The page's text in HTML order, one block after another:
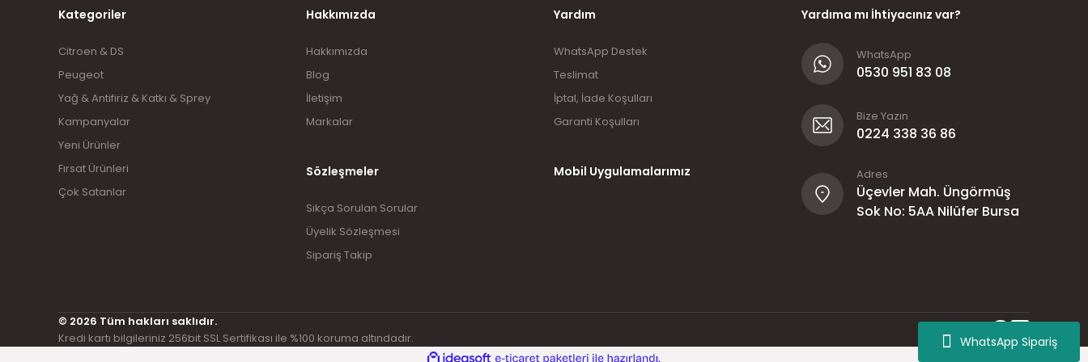
WhatsApp Sipariş
Kategoriler
Citroen & DS
Peugeot
Yağ & Antifiriz & Katkı & Sprey
Kampanyalar
Yeni Ürünler
Fırsat Ürünleri
Çok Satanlar
Hakkımızda
Hakkımızda
Blog
İletişim
Markalar
Sözleşmeler
Sıkça Sorulan Sorular
Üyelik Sözleşmesi
Sipariş Takip
Yardım
WhatsApp Destek
Teslimat
İptal, İade Koşulları
Garanti Koşulları
Mobil Uygulamalarımız
Yardıma mı İhtiyacınız var?
WhatsApp
0530 951 83 08
Bize Yazın
0224 338 36 86
Adres
Üçevler Mah. Üngörmüş
Sok No: 5AA Nilüfer Bursa
© 2026 Tüm hakları saklıdır.
Kredi kartı bilgileriniz 256bit SSL Sertifikası ile %100 koruma altındadır.
ideasoft e-